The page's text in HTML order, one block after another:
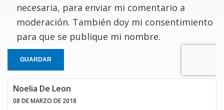
necesaria, para enviar mi comentario a
moderación. También doy mi consentimiento
para que se publique mi nombre.
GUARDAR
Noelia De Leon
08 DE MARZO DE 2018